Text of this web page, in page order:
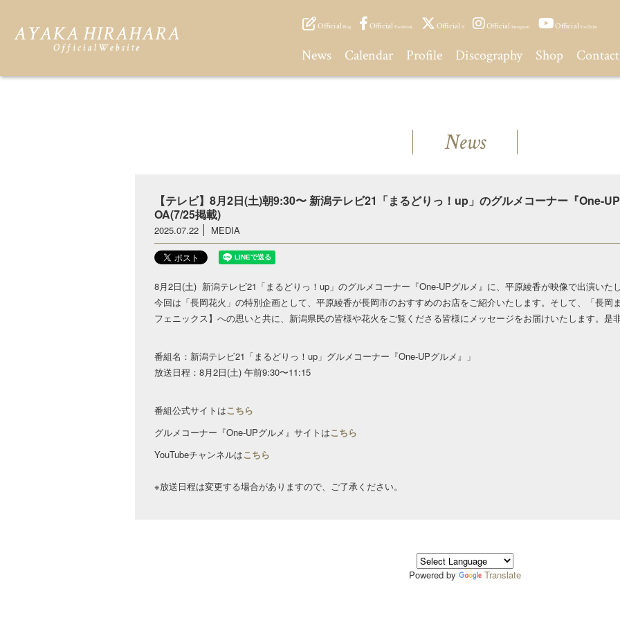
OfficialBlog Official Facebook Official X Official Instagram OfficialYouTube
News Calendar Profile Discography Shop Contact
News
【テレビ】8月2日(土)朝9:30〜 新潟テレビ21「まるどりっ！up」のグルメコーナー『One-
OA(7/25掲載)
2025.07.22 MEDIA
8月2日(土) 新潟テレビ21「まるどりっ！up」のグルメコーナー『One-UPグルメ』に、平原綾香が映像で出演いたし
今回は「長岡花火」の特別企画として、平原綾香が長岡市のおすすめのお店をご紹介いたします。そして、「長岡
フェニックス】への思いと共に、新潟県民の皆様や花火をご覧くださる皆様にメッセージをお届けいたします。是
番組名：新潟テレビ21「まるどりっ！up」グルメコーナー『One-UPグルメ』」
放送日程：8月2日(土) 午前9:30〜11:15
番組公式サイトはこちら
グルメコーナー『One-UPグルメ』サイトはこちら
YouTubeチャンネルはこちら
※放送日程は変更する場合がありますので、ご了承ください。
Powered by Translate